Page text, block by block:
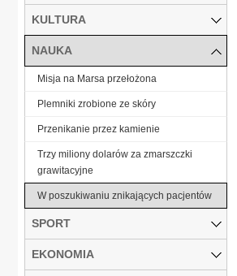
KULTURA
NAUKA
Misja na Marsa przełożona
Plemniki zrobione ze skóry
Przenikanie przez kamienie
Trzy miliony dolarów za zmarszczki
grawitacyjne
W poszukiwaniu znikających pacjentów
SPORT
EKONOMIA